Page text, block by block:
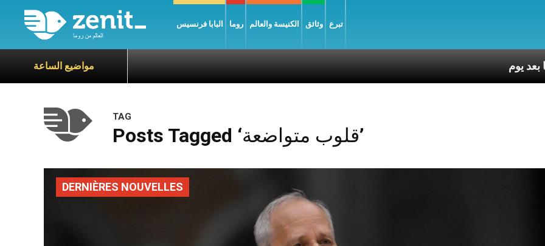
البابا فرنسيس روما الكنيسة والعالم وثائق تبرع
مواضيع الساعة
TAG
Posts Tagged ‘قلوب متواضعة’
DERNIÈRES NOUVELLES